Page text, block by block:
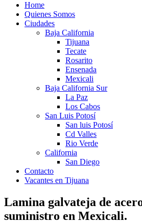
Home
Quienes Somos
Ciudades
Baja California
Tijuana
Tecate
Rosarito
Ensenada
Mexicali
Baja California Sur
La Paz
Los Cabos
San Luis Potosí
San luis Potosí
Cd Valles
Rio Verde
California
San Diego
Contacto
Vacantes en Tijuana
Lamina galvateja de
suministro en Mexicali.